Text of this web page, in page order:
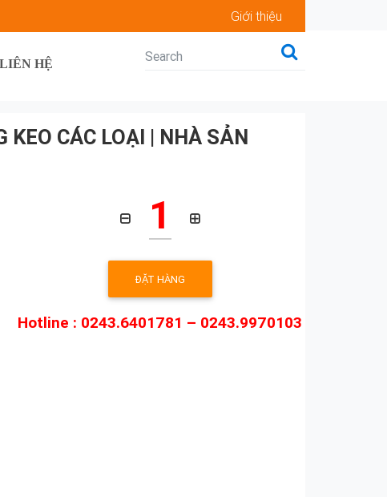
Giới thiệu
LIÊN HỆ
KEO CÁC LOẠI | NHÀ SẢN
1
ĐẶT HÀNG
Hotline : 0243.6401781 – 0243.9970103